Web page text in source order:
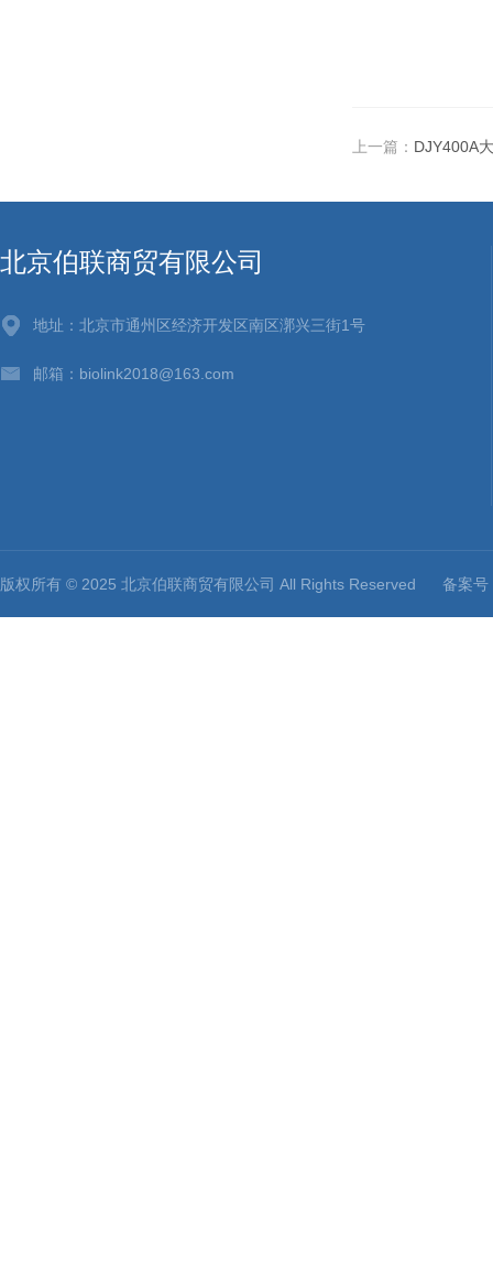
上一篇： DJY400A大气等
北京伯联商贸有限公司
地址：北京市通州区经济开发区南区漷兴三街1号
邮箱：biolink2018@163.com
版权所有 © 2025 北京伯联商贸有限公司 All Rights Reserved 备案号